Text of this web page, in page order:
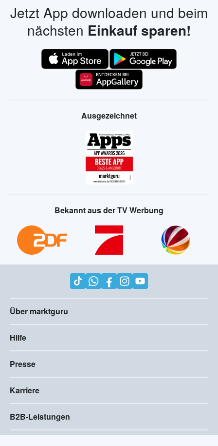
Jetzt App downloaden und beim
nächsten Einkauf sparen!
Ausgezeichnet
Bekannt aus der TV Werbung
Über marktguru
Hilfe
Presse
Karriere
B2B-Leistungen